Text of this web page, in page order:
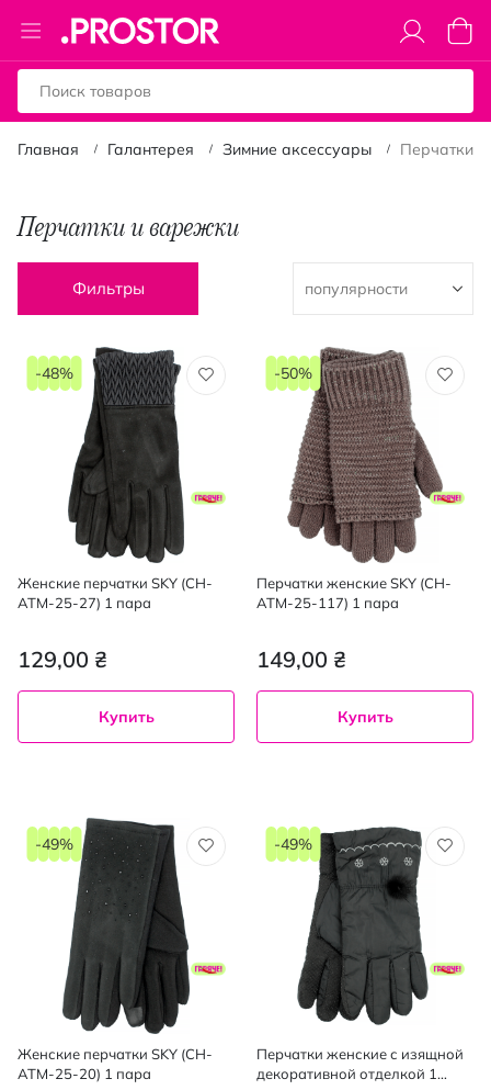
Toggle
Nav
Моя
Главная Галантерея Зимние аксессуары Перчатки
Перчатки и варежки
Фильтры
Женские перчатки SKY (CH-
ATM-25-27) 1 пара
129,00 ₴
-48%
Купить
Перчатки женские SKY (CH-
ATM-25-117) 1 пара
149,00 ₴
-50%
Купить
Женские перчатки SKY (CH-
ATM-25-20) 1 пара
-49%
Перчатки женские с изящной
декоративной отделкой 1
-49%